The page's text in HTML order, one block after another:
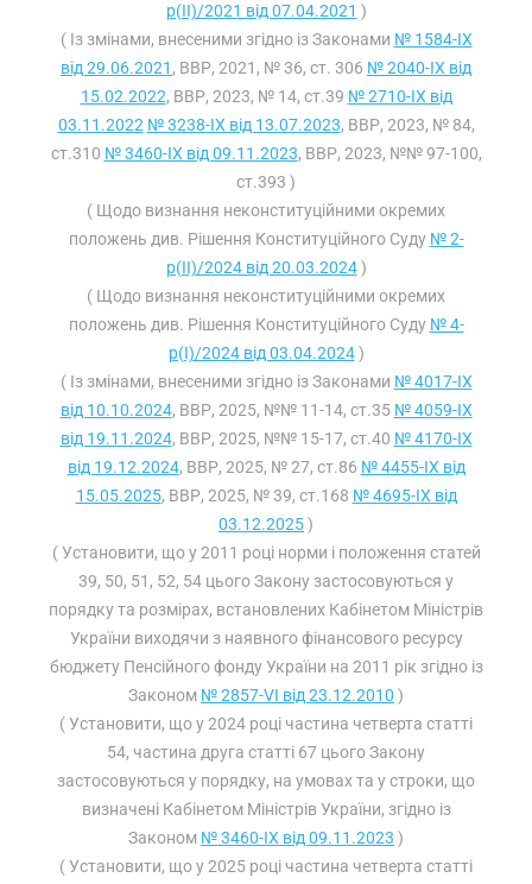
р(II)/2021 від 07.04.2021 )
( Із змінами, внесеними згідно із Законами № 1584-IX
від 29.06.2021 , ВВР, 2021, № 36, ст. 306 № 2040-IX від
15.02.2022, ВВР, 2023, № 14, ст.39 № 2710-IX від
03.11.2022 № 3238-IX від 13.07.2023, ВВР, 2023, № 84,
ст.310 № 3460-IX від 09.11.2023, ВВР, 2023, №№ 97-100,
ст.393 )
( Щодо визнання неконституційними окремих
положень див. Рішення Конституційного Суду № 2-
р(II)/2024 від 20.03.2024)
( Щодо визнання неконституційними окремих
положень див. Рішення Конституційного Суду № 4-
р(І)/2024 від 03.04.2024)
( Із змінами, внесеними згідно із Законами № 4017-IX
від 10.10.2024, ВВР, 2025, №№ 11-14, ст.35 № 4059-IX
від 19.11.2024, ВВР, 2025, №№ 15-17, ст.40 № 4170-IX
від 19.12.2024, ВВР, 2025, № 27, ст.86 № 4455-IX від
15.05.2025, ВВР, 2025, № 39, ст.168 № 4695-IX від
03.12.2025)
( Установити, що у 2011 році норми і положення статей
39, 50, 51, 52, 54 цього Закону застосовуються у
порядку та розмірах, встановлених Кабінетом Міністрів
України виходячи з наявного фінансового ресурсу
бюджету Пенсійного фонду України на 2011 рік згідно із
Законом № 2857-VI від 23.12.2010 )
( Установити, що у 2024 році частина четверта статті
54, частина друга статті 67 цього Закону
застосовуються у порядку, на умовах та у строки, що
визначені Кабінетом Міністрів України, згідно із
Законом № 3460-IX від 09.11.2023 )
( Установити, що у 2025 році частина четверта статті